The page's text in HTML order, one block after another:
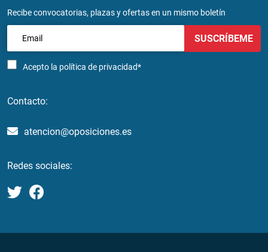
Recibe convocatorias, plazas y ofertas en un mismo boletín
Acepto la política de privacidad*
SUSCRÍBEME
Contacto:
atencion@oposiciones.es
Redes sociales: